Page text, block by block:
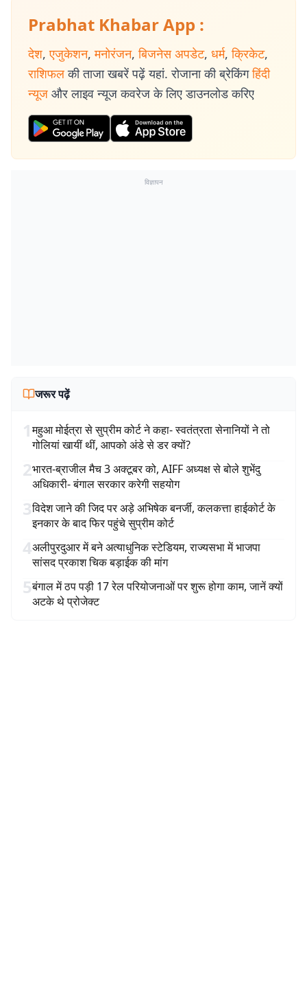
Prabhat Khabar App :
देश, एजुकेशन, मनोरंजन, बिजनेस अपडेट, धर्म, क्रिकेट,
राशिफल की ताजा खबरें पढ़ें यहां. रोजाना की ब्रेकिंग हिंदी
न्यूज और लाइव न्यूज कवरेज के लिए डाउनलोड करिए
विज्ञापन
जरूर पढ़ें
1महुआ मोईत्रा से सुप्रीम कोर्ट ने कहा- स्वतंत्रता सेनानियों ने तो
गोलियां खायीं थीं, आपको अंडे से डर क्यों?
2भारत-ब्राजील मैच 3 अक्टूबर को, AIFF अध्यक्ष से बोले शुभेंदु
अधिकारी- बंगाल सरकार करेगी सहयोग
3विदेश जाने की जिद पर अड़े अभिषेक बनर्जी, कलकत्ता हाईकोर्ट के
इनकार के बाद फिर पहुंचे सुप्रीम कोर्ट
4अलीपुरदुआर में बने अत्याधुनिक स्टेडियम, राज्यसभा में भाजपा
सांसद प्रकाश चिक बड़ाईक की मांग
5बंगाल में ठप पड़ी 17 रेल परियोजनाओं पर शुरू होगा काम, जानें क्यों
अटके थे प्रोजेक्ट